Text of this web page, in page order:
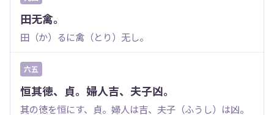
田无禽。
田（か）るに禽（とり）无し。
六五
恒其徳、貞。婦人吉、夫子凶。
其の徳を恒にす、貞。婦人は吉、夫子（ふうし）は凶。